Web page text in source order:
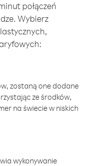
połączeń
Wybierz
zostaną one dodane
ze środków,
na świecie w niskich
wykonywanie